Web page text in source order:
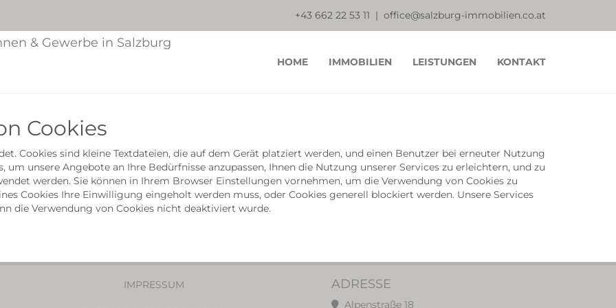
+43 662 22 53 11 | office@salzburg-immobilien.co.at
HOME IMMOBILIEN LEISTUNGEN KONTAKT
Cookies
Cookies sind kleine Textdateien, die auf dem Gerät platziert werden, und einen Benutzer bei erneuter Nutzung
um unsere Angebote an Ihre Bedürfnisse anzupassen, Ihnen die Nutzung unserer Services zu erleichtern, und zu
werden. Sie können in Ihrem Browser Einstellungen vornehmen, um die Verwendung von Cookies zu
Cookies Ihre Einwilligung eingeholt werden muss, oder Cookies generell blockiert werden. Unsere Services
die Verwendung von Cookies nicht deaktiviert wurde.
IMPRESSUM ADRESSE
Alpenstraße 18